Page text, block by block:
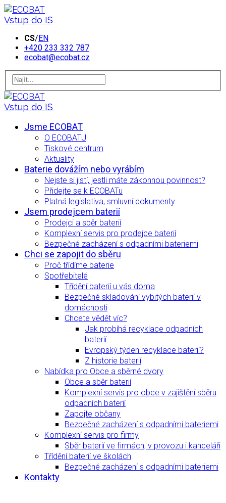
Vstup do IS
CS/EN
+420 233 332 787
ecobat@ecobat.cz
Vstup do IS
Jsme ECOBAT
O ECOBATU
Tiskové centrum
Aktuality
Baterie dovážím nebo vyrábím
Nejste si jistí, jestli máte zákonnou povinnost?
Přidejte se k ECOBATu
Platná legislativa, smluvní dokumenty
Jsem prodejcem baterií
Prodejci a sběr baterií
Komplexní servis pro prodejce baterií
Bezpečné zacházení s odpadními bateriemi
Chci se zapojit do sběru
Proč třídíme baterie
Spotřebitelé
Třídění baterií u vás doma
Bezpečné skladování vybitých baterií v
domácnosti
Chcete vědět víc?
Jak probíhá recyklace odpadních
baterií
Evropský týden recyklace baterií?
Z historie baterií
Nabídka pro Obce a sběrné dvory
Obce a sběr baterií
Komplexní servis pro obce v zajištění sběru
odpadních baterií
Zapojte občany
Bezpečné zacházení s odpadními bateriemi
Komplexní servis pro firmy
Sběr baterií ve firmách, v provozu i kanceláři
Třídění baterií ve školách
Bezpečné zacházení s odpadními bateriemi
Kontakty